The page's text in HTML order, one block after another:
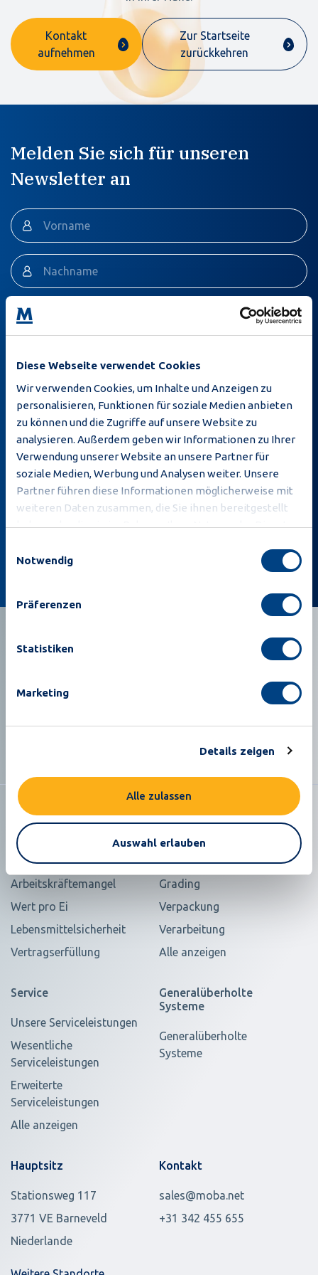
Diese Webseite verwendet Cookies
Wir verwenden Cookies, um Inhalte und Anzeigen zu
personalisieren, Funktionen für soziale Medien anbieten
zu können und die Zugriffe auf unsere Website zu
analysieren. Außerdem geben wir Informationen zu Ihrer
Verwendung unserer Website an unsere Partner für
soziale Medien, Werbung und Analysen weiter. Unsere
Partner führen diese Informationen möglicherweise mit
weiteren Daten zusammen, die Sie ihnen bereitgestellt
haben oder die sie im Rahmen Ihrer Nutzung der Dienste
Notwendig
Präferenzen
Statistiken
Marketing
Details zeigen
Alle zulassen
Auswahl erlauben
Kontakt
aufnehmen
Zur Startseite
zurückkehren
Melden Sie sich für unseren
Newsletter an
Mit dem Abonnement bestätige ich, dass ich die
Privacy Policygelesen habe und dass Moba mir E-
Mails mit Neuigkeiten und Angeboten senden
darf.
Lösungen
Arbeitskräftemangel
Wert pro Ei
Lebensmittelsicherheit
Vertragserfüllung
Grading
Verpackung
Verarbeitung
Alle anzeigen
Service
Unsere Serviceleistungen
Wesentliche
Serviceleistungen
Erweiterte
Serviceleistungen
Alle anzeigen
Generalüberholte
Systeme
Generalüberholte
Systeme
Hauptsitz
Stationsweg 117
3771 VE Barneveld
Niederlande
Kontakt
sales@moba.net
+31 342 455 655